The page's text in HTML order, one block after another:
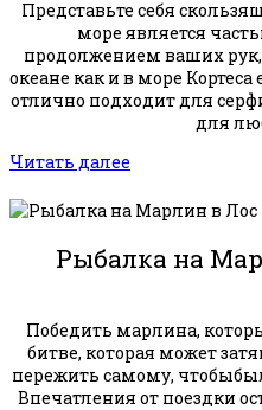
Представьте себя
море является
продолжением ваших
океане как и в море
отлично подходит для
для
Читать далее
Рыбалка на
Победить марлина,
битве, которая может
пережить самому,
Впечатления от поездки